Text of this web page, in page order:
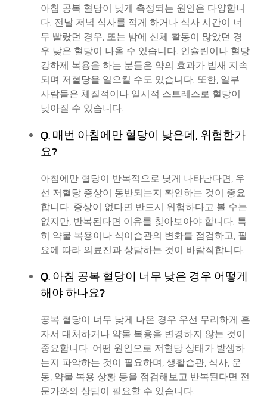
아침 공복 혈당이 낮게 측정되는 원인은 다양합니
다. 전날 저녁 식사를 적게 하거나 식사 시간이 너
무 빨랐던 경우, 또는 밤에 신체 활동이 많았던 경
우 낮은 혈당이 나올 수 있습니다. 인슐린이나 혈당
강하제 복용을 하는 분들은 약의 효과가 밤새 지속
되며 저혈당을 일으킬 수도 있습니다. 또한, 일부
사람들은 체질적이나 일시적 스트레스로 혈당이
낮아질 수 있습니다.
Q. 매번 아침에만 혈당이 낮은데, 위험한가
요?
아침에만 혈당이 반복적으로 낮게 나타난다면, 우
선 저혈당 증상이 동반되는지 확인하는 것이 중요
합니다. 증상이 없다면 반드시 위험하다고 볼 수는
없지만, 반복된다면 이유를 찾아보아야 합니다. 특
히 약물 복용이나 식이습관의 변화를 점검하고, 필
요에 따라 의료진과 상담하는 것이 바람직합니다.
Q. 아침 공복 혈당이 너무 낮은 경우 어떻게
해야 하나요?
공복 혈당이 너무 낮게 나온 경우 우선 무리하게 혼
자서 대처하거나 약물 복용을 변경하지 않는 것이
중요합니다. 어떤 원인으로 저혈당 상태가 발생하
는지 파악하는 것이 필요하며, 생활습관, 식사, 운
동, 약물 복용 상황 등을 점검해보고 반복된다면 전
문가와의 상담이 필요할 수 있습니다.